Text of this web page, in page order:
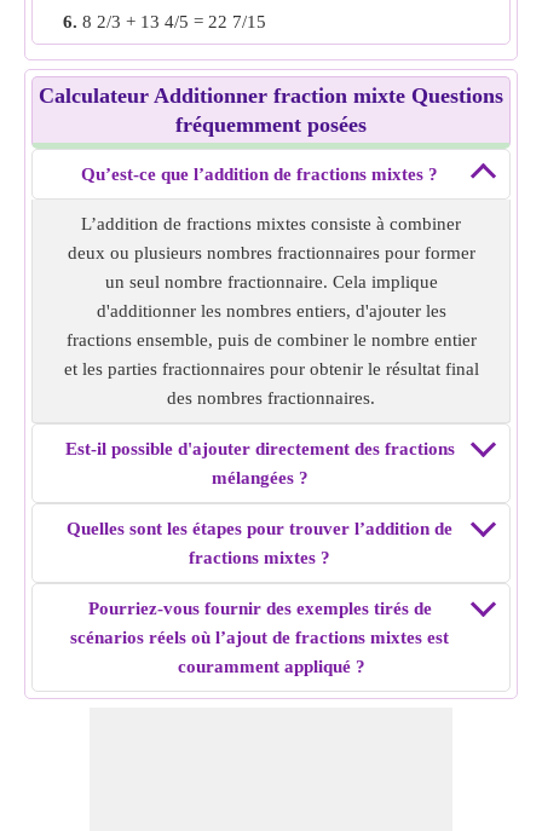
4 6 /7 = 34/7 et 1 3/9 = 4/3
Les dénominateurs sont différents, rendez le dénominateur
identique en trouvant le LCM des dénominateurs.
Additionnez les deux fractions puis convertissez en fraction
mixte
ie 54/63 + 21/63 = 75/63 = 6 4/21
Addition de fraction mixte de4 6/7 + 1 3/9 = 6 4/21.
Exemple 3 :Trouvez l'addition de fraction mixte de 5 10
/22 + 2 7/11.
Solution :Convertir en fractions impropres, c'est-à-dire 5
10/22 = 120/22 et 2 7/11 = 29/11
Les dénominateurs sont différents, faites en sorte que
dénominateurs. c'est-à-dire 120/22 et 58/22
Additionnez les deux fractions puis convertissez en fraction
mixte
c'est-à-dire 120/22 + 58/22 = 89/11 = 8 1/11
Addition de fraction mixte de5 10/22 + 2 7/11= 8 1/11.
Exemple 4 :Trouvez l'addition de fraction mixte de 10 5/9
Solution :Convertir en fractions impropres, c'est-à-dire 10
6. 8 2/3 + 13 4/5 = 22 7/15
7.7 3/8 + 4 1/4 = 11 5/8
8.5 1/2 + 5 2/12 = 10 2/3
9.14 3/7 + 9 2/4 = 23 13/14
3 5/15 + 2 5/10 = 5 5/6
Calculateur Additionner fraction mixte Questions
fréquemment posées
Qu’est-ce que l’addition de fractions mixtes ?
L’addition de fractions mixtes consiste à combiner
deux ou plusieurs nombres fractionnaires pour former
un seul nombre fractionnaire. Cela implique
d'additionner les nombres entiers, d'ajouter les
fractions ensemble, puis de combiner le nombre entier
et les parties fractionnaires pour obtenir le résultat final
des nombres fractionnaires.
Est-il possible d'ajouter directement des fractions
mélangées ?
Quelles sont les étapes pour trouver l’addition de
fractions mixtes ?
Pourriez-vous fournir des exemples tirés de
scénarios réels où l’ajout de fractions mixtes est
couramment appliqué ?